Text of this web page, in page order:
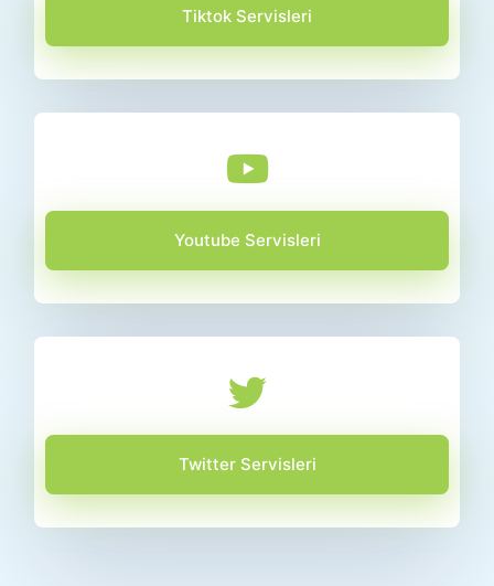
Tiktok Servisleri
Youtube Servisleri
Twitter Servisleri